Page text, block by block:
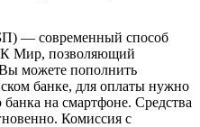
— современный способ
Мир, позволяющий
можете пополнить
банке, для оплаты нужно
на смартфоне. Средства
Комиссия с